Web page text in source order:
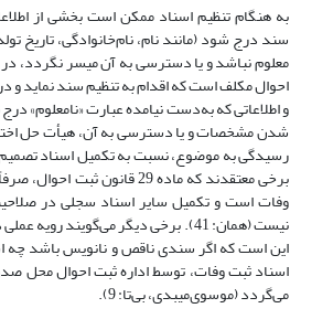
به هنگام تنظیم اسناد ممکن است بخشی از
سند درج شود (مانند نام، نام‌خانوادگی، تاریخ
معلوم نباشد و یا دسترسی به آن میسر نگردد، در
احوال مکلف است که اقدام به تنظیم سند نماید
و اطلاعاتی که به‌دست نیامده عبارت «نامعلوم»
شدن مشخصات و یا دسترسی به آن، هیأت حل
رسیدگی به موضوع، نسبت به تکمیل اسناد تصمیم
برخی معتقدند که ماده 29 قانون
وفات است و تکمیل سایر اسناد سجلی در
نیست (همان: 41). برخی دیگر می‌گویند
این است که اگر سندی ناقص و نانویس باشد چه
اسناد ثبت وفات، توسط اداره ثبت احوال محل
می‌گردد (موسوی‌میبدی، بی‌تا: 9).